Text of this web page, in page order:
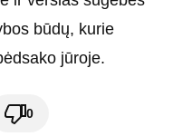
būdų, kurie
jūroje.
0